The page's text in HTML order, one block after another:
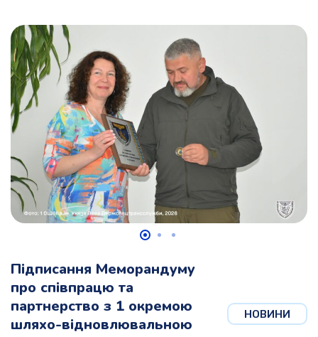
НОВИНИ
Підписання Меморандуму
про співпрацю та
партнерство з 1 окремою
шляхо-відновлювальною